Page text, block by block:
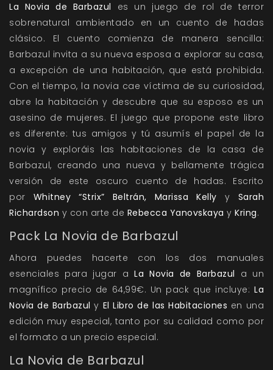
La Novia de Barbazul es un juego de rol de terror
sobrenatural ambientado en un cuento de hadas
clásico. El cuento comienza de manera sencilla:
Barbazul invita a su nueva esposa a explorar su casa,
a excepción de una habitación, que está prohibida.
Con el tiempo, la novia cae víctima de su curiosidad,
abre la habitación y descubre que su esposo es un
asesino de mujeres. El juego que propone este libro
es diferente: tus amigos y tú asumís el papel de la
novia y exploráis las habitaciones de la casa de
Barbazul, creando una nueva y bellamente trágica
versión de este oscuro cuento de hadas. Escrito
por Whitney “Strix” Beltrán, Marissa Kelly y Sarah
Richardson y con arte de Rebecca Yanovskaya y Kring.
Pack La Novia de Barbazul
Ahora puedes hacerte con los dos manuales
esenciales para jugar a La Novia de Barbazul a un
magnífico precio de 64,99€. Un pack que incluye: La
Novia de Barbazul y El Libro de las Habitaciones en una
edición muy especial, tanto por su calidad como por
el formato a un precio especial.
La Novia de Barbazul